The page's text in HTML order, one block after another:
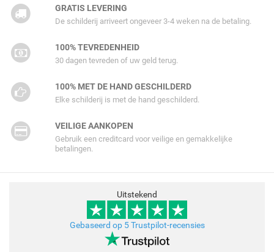
GRATIS LEVERING
De schilderij arriveert ongeveer 3-4 weken na de betaling.
100% TEVREDENHEID
30 dagen tevreden of uw geld terug.
100% MET DE HAND GESCHILDERD
Elke schilderij is met de hand geschilderd.
VEILIGE AANKOPEN
Gebruik een creditcard voor veilige en gemakkelijke
betalingen.
Uitstekend
Gebaseerd op 5 Trustpilot-recensies